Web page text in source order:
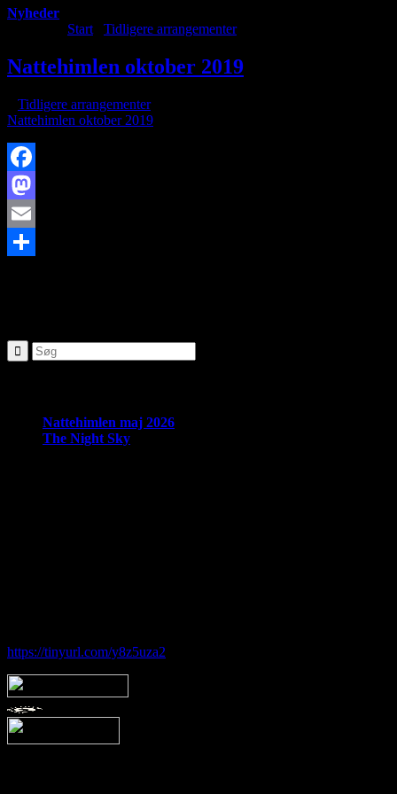
Nyheder
Start Tidligere arrangementer
Nattehimlen oktober 2019
Tidligere arrangementer
Nattehimlen oktober 2019
Facebook
Mastodon
Email
Nattehimlen maj 2026
The Night Sky
https://tinyurl.com/y8z5uza2